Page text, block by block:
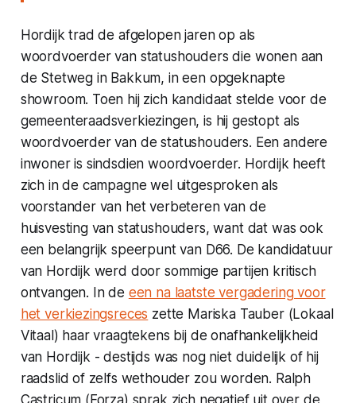
Hordijk trad de afgelopen jaren op als
woordvoerder van statushouders die wonen aan
de Stetweg in Bakkum, in een opgeknapte
showroom. Toen hij zich kandidaat stelde voor de
gemeenteraadsverkiezingen, is hij gestopt als
woordvoerder van de statushouders. Een andere
inwoner is sindsdien woordvoerder. Hordijk heeft
zich in de campagne wel uitgesproken als
voorstander van het verbeteren van de
huisvesting van statushouders, want dat was ook
een belangrijk speerpunt van D66. De kandidatuur
van Hordijk werd door sommige partijen kritisch
ontvangen. In de een na laatste vergadering voor
het verkiezingsreces zette Mariska Tauber (Lokaal
Vitaal) haar vraagtekens bij de onafhankelijkheid
van Hordijk - destijds was nog niet duidelijk of hij
raadslid of zelfs wethouder zou worden. Ralph
Castricum (Forza) sprak zich negatief uit over de